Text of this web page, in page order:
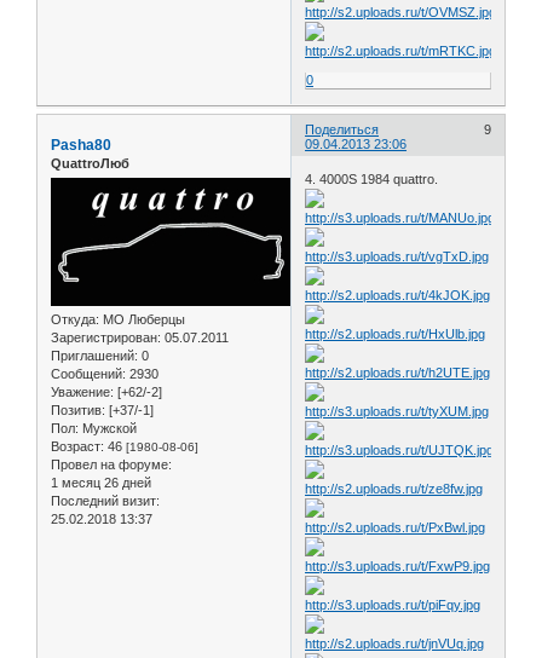
0
Поделиться
9
09.04.2013 23:06
Pasha80
QuattroЛюб
Откуда: МО Люберцы
Зарегистрирован: 05.07.2011
Приглашений: 0
Сообщений: 2930
Уважение: [+62/-2]
Позитив: [+37/-1]
Пол: Мужской
Возраст: 46 [1980-08-06]
Провел на форуме:
1 месяц 26 дней
Последний визит:
25.02.2018 13:37
4. 4000S 1984 quattro.